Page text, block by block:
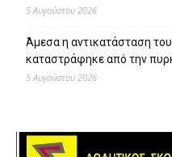
5 Αυγούστου 2026
Άμεσα η αντικατάσταση
καταστράφηκε από την
5 Αυγούστου 2026